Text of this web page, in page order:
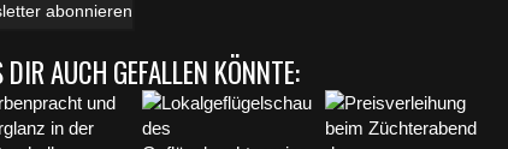
abonnieren
DIR AUCH GEFALLEN KÖNNTE: